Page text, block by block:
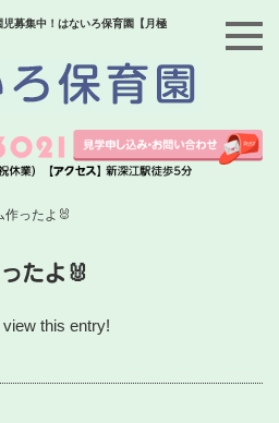
募集中！はないろ保育園【月極
作ったよ🐰
たよ🐰
this entry!